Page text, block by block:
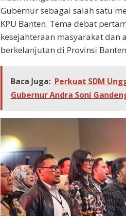
Gubernur sebagai salah satu
KPU Banten. Tema debat
kesejahteraan masyarakat dan
berkelanjutan di Provinsi
Baca Juga: Perkuat SDM
Gubernur Andra Soni